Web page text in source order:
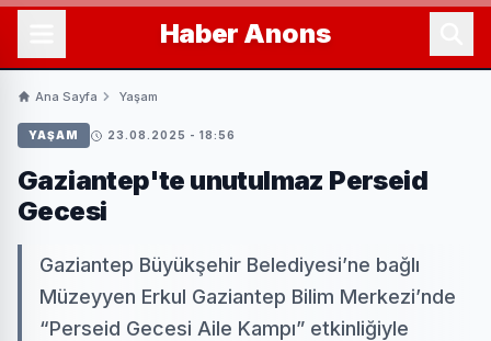
Haber Anons
Ana Sayfa Yaşam
YAŞAM 23.08.2025 - 18:56
Gaziantep'te unutulmaz Perseid
Gecesi
Gaziantep Büyükşehir Belediyesi’ne bağlı
Müzeyyen Erkul Gaziantep Bilim Merkezi’nde
“Perseid Gecesi Aile Kampı” etkinliğiyle